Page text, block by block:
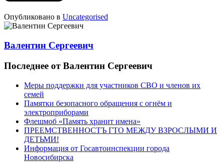
Опубликовано в Uncategorised
Валентин Сергеевич
Последнее от Валентин Сергеевич
Меры поддержки для участников СВО и членов их
семей
Памятки безопасного обращения с огнём и
электроприборами
Флешмоб «Память хранит имена»
ПРЕЕМСТВЕННОСТЪ ГТО МЕЖДУ ВЗРОСЛЫМИ И
ДЕТЬМИ!
Информация от Госавтоинспекции города
Новосибирска